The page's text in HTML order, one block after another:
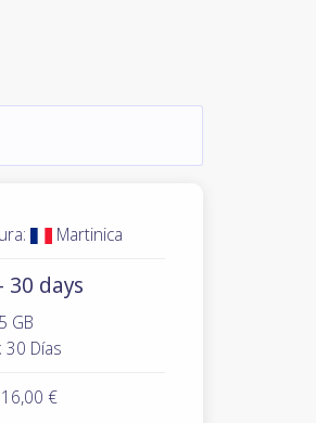
Martinica
30 days
GB
30 Días
€